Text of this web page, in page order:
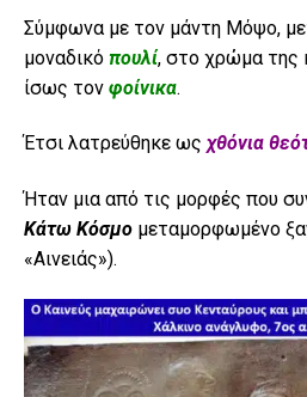
Σύμφωνα με τον μάντη Μόψο,
μοναδικό πουλί, στο χρώμα της
ίσως τον φοίνικα.
Έτσι λατρεύθηκε ως χθόνια
Ήταν μια από τις μορφές που
Κάτω Κόσμο μεταμορφωμένο
«Αινειάς»).